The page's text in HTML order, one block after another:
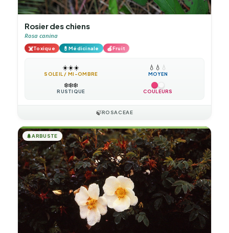
Rosier des chiens
Rosa canina
☠️Toxique 💊Médicinale 🍎Fruit
☀️☀️☀️
SOLEIL / MI-OMBRE
💧 💧 💧
MOYEN
❄️❄️❄️
RUSTIQUE COULEURS
🍃ROSACEAE
🌲ARBUSTE